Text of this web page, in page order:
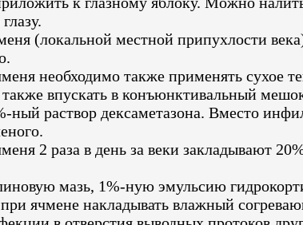
(локальной местной припухлости
необходимо также применять сухое
впускать в конъюнктивальный
ный раствор дексаметазона. Вместо
2 раза в день за веки закладывают
мазь, 1%-ную эмульсию
ячмене накладывать влажный